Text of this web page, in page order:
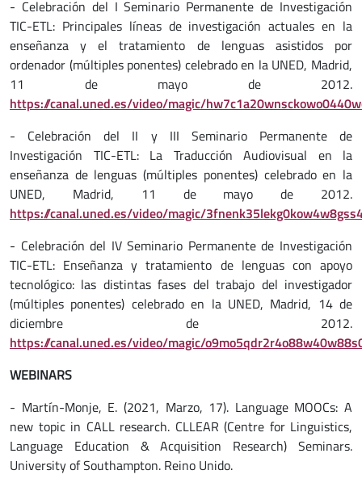
- Celebración del I Seminario Permanente de Investigación
TIC-ETL: Principales líneas de investigación actuales en la
enseñanza y el tratamiento de lenguas asistidos por
ordenador (múltiples ponentes) celebrado en la UNED, Madrid,
11 de mayo de 2012.
https://canal.uned.es/video/magic/
- Celebración del II y III Seminario Permanente de
Investigación TIC-ETL: La Traducción Audiovisual en la
enseñanza de lenguas (múltiples ponentes) celebrado en la
UNED, Madrid, 11 de mayo de 2012.
https://canal.uned.es/video/magic/
- Celebración del IV Seminario Permanente de Investigación
TIC-ETL: Enseñanza y tratamiento de lenguas con apoyo
tecnológico: las distintas fases del trabajo del investigador
(múltiples ponentes) celebrado en la UNED, Madrid, 14 de
diciembre de 2012.
https://canal.uned.es/video/magic/
WEBINARS
- Martín-Monje, E. (2021, Marzo, 17). Language MOOCs: A
new topic in CALL research. CLLEAR (Centre for Linguistics,
Language Education & Acquisition Research) Seminars.
University of Southampton. Reino Unido.